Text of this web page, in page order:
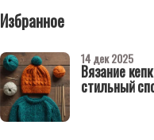
Избранное
Вязание
стильный
14 дек 2025